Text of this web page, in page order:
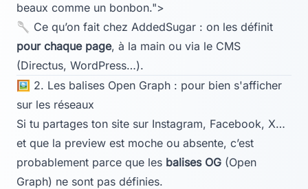
beaux comme un bonbon.">
🥄 Ce qu’on fait chez AddedSugar : on les définit
pour chaque page, à la main ou via le CMS
(Directus, WordPress…).
🖼️ 2. Les balises Open Graph : pour bien s'afficher
sur les réseaux
Si tu partages ton site sur Instagram, Facebook, X…
et que la preview est moche ou absente, c’est
probablement parce que les balises OG (Open
Graph) ne sont pas définies.